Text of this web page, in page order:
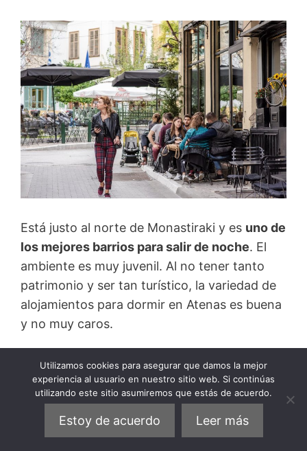
Está justo al norte de Monastiraki y es uno de
los mejores barrios para salir de noche. El
ambiente es muy juvenil. Al no tener tanto
patrimonio y ser tan turístico, la variedad de
alojamientos para dormir en Atenas es buena
y no muy caros.
Es un barrio pequeño y se puede llegar a
todos los lugares andando. Para empezar,
puedes visitar laPlaza Iroon, donde
confluyen las principales calles del barrio y
hay unafamosa pastelería: Nancy’s Sweet
Utilizamos cookies para asegurar que damos la mejor
experiencia al usuario en nuestro sitio web. Si continúas
utilizando este sitio asumiremos que estás de acuerdo.
Estoy de acuerdo Leer más